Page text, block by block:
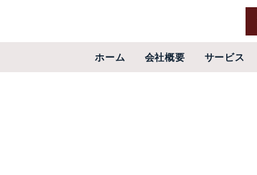
ホーム 会社概要 サービス